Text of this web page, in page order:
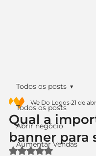
Todos os posts
Abrir negócio
Aumentar Vendas
Todos os posts
Qual a
banner para
We Do Logos 21 de
Avaliado com NaN